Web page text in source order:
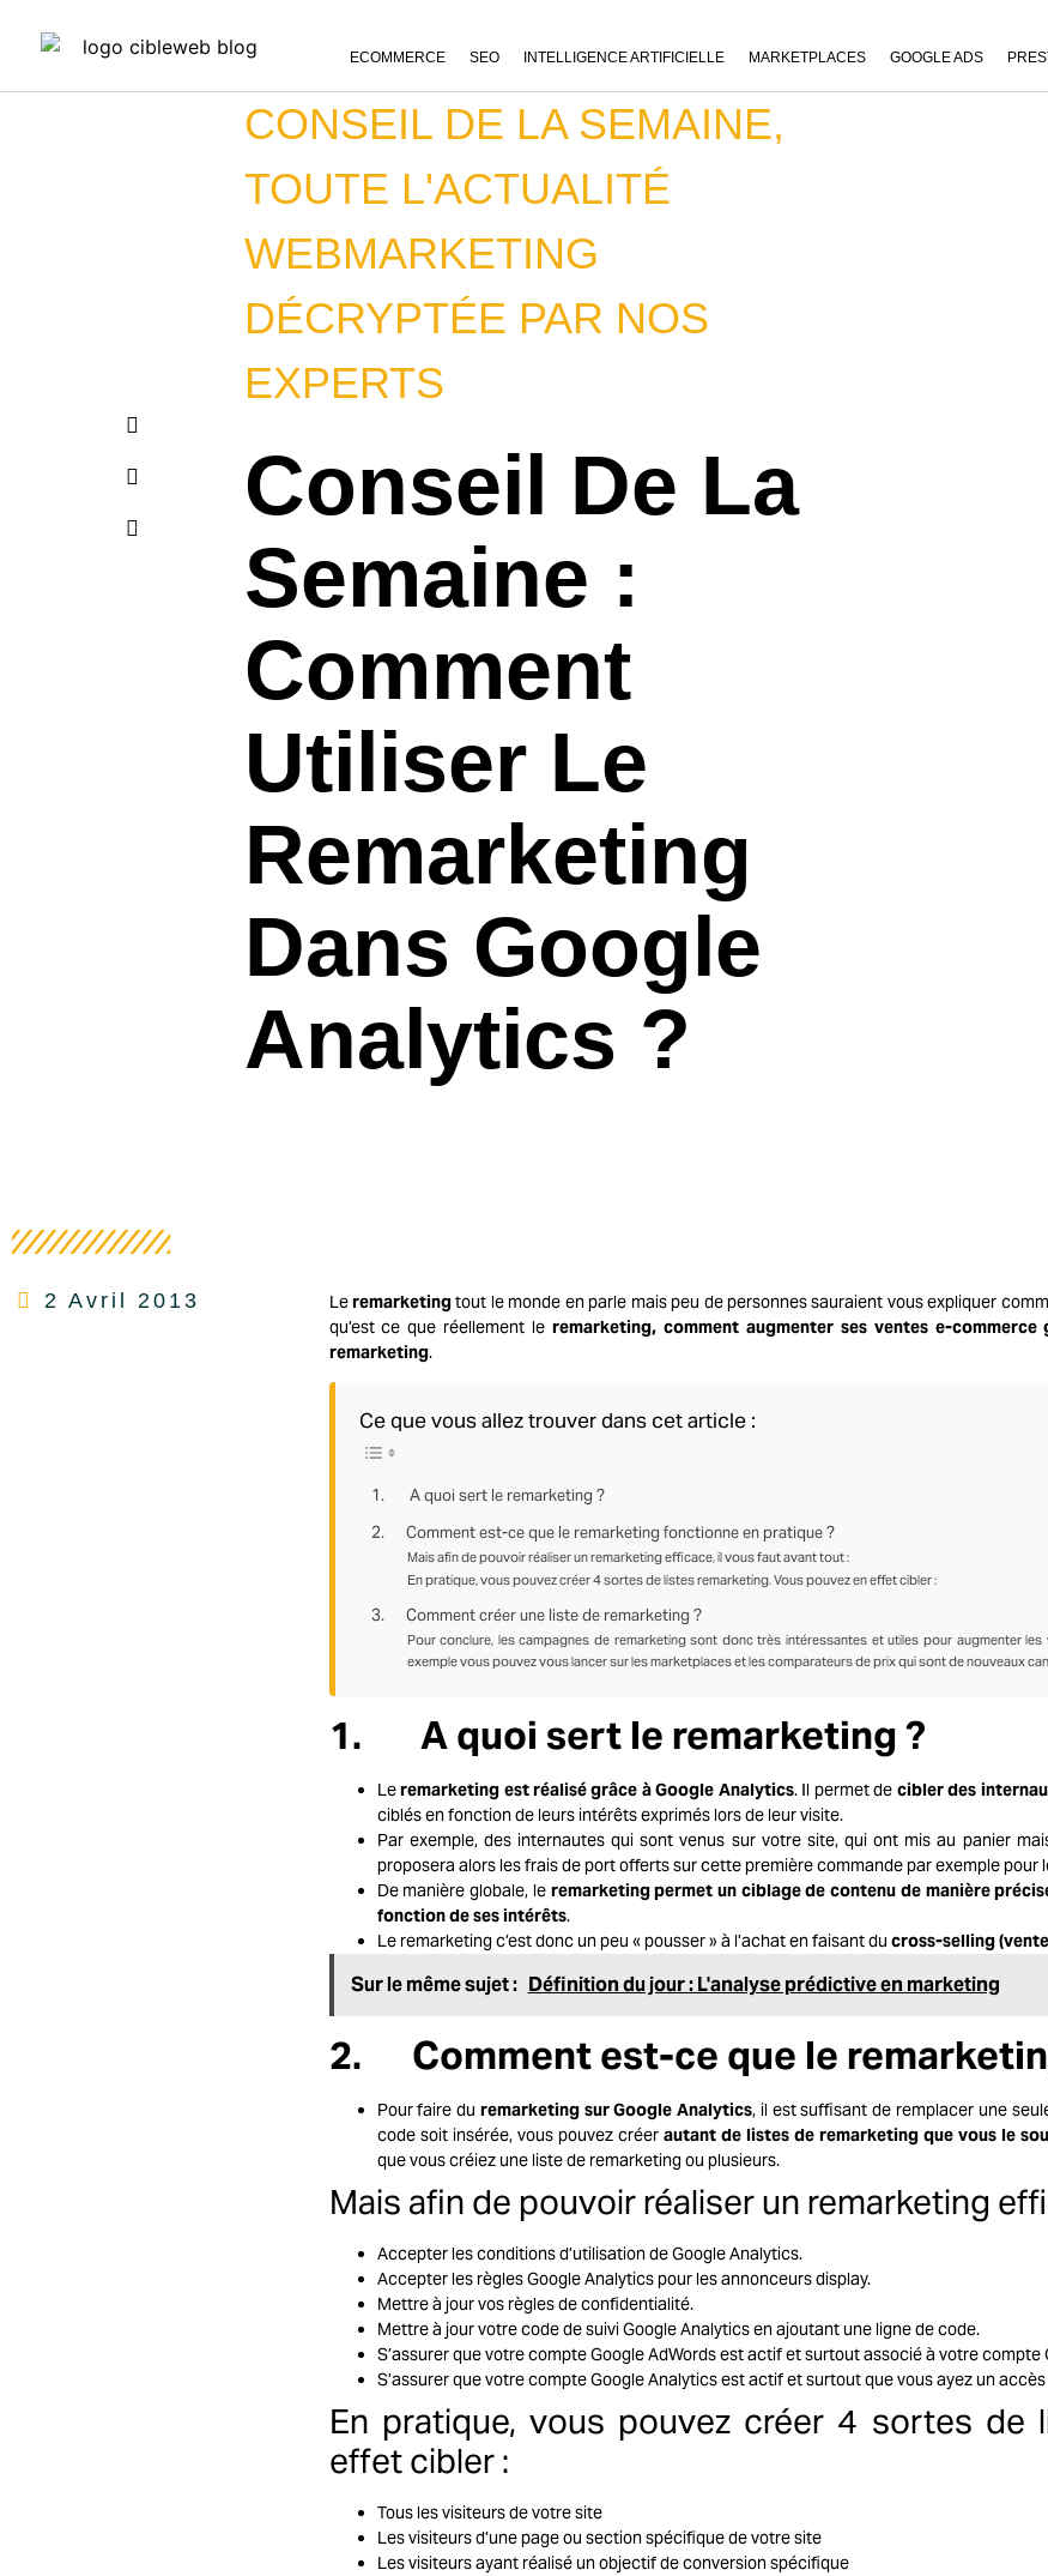
ECOMMERCE SEO INTELLIGENCE ARTIFICIELLE MARKETPLACES GOOGLE ADS
CONSEIL DE LA SEMAINE,
TOUTE L'ACTUALITÉ
WEBMARKETING
DÉCRYPTÉE PAR NOS
EXPERTS
Conseil De La
Semaine :
Comment
Utiliser Le
Remarketing
Dans Google
Analytics ?
2 Avril 2013 Leremarketingtout le monde en parle mais peu de personnes sauraient vous expliquer
qu’est ce que réellement le remarketing, comment augmenter ses ventes e-commerce
remarketing.
Ce que vous allez trouver dans cet article :
1. A quoi sert le remarketing ?
2. Comment est-ce que le remarketing fonctionne en pratique ?
Mais afin de pouvoir réaliser un remarketing efficace, il vous faut avant tout :
En pratique, vous pouvez créer 4 sortes de listes remarketing. Vous pouvez en effet cibler :
3. Comment créer une liste de remarketing ?
Pour conclure, les campagnes de remarketing sont donc très intéressantes et utiles pour augmenter
exemple vous pouvez vous lancer sur les marketplaces et les comparateurs de prix qui sont de nouveaux
1. A quoi sert le remarketing ?
Leremarketing est réalisé grâce à Google Analytics. Il permet de cibler des
ciblés en fonction de leurs intérêts exprimés lors de leur visite.
Par exemple, des internautes qui sont venus sur votre site, qui ont mis au panier
proposera alors les frais de port offerts sur cette première commande par exemple pour
De manière globale, le remarketing permet un ciblage de contenu de manière
fonction de ses intérêts.
Le remarketing c’est donc un peu « pousser » à l’achat en faisant du cross-selling
Sur le même sujet : Définition du jour : L'analyse prédictive en marketing
2. Comment est-ce que le
Pour faire du remarketing sur Google Analytics, il est suffisant de remplacer une
code soit insérée, vous pouvez créerautant de listes de remarketing que vous le
que vous créiez une liste de remarketing ou plusieurs.
Mais afin de pouvoir réaliser un remarketing
Accepter les conditions d’utilisation de Google Analytics.
Accepter les règles Google Analytics pour les annonceurs display.
Mettre à jour vos règles de confidentialité.
Mettre à jour votre code de suivi Google Analytics en ajoutant une ligne de code.
S’assurer que votre compte Google AdWords est actif et surtout associé à votre compte
S’assurer que votre compte Google Analytics est actif et surtout que vous ayez un
En pratique, vous pouvez créer 4 sortes de
effet cibler :
Tous les visiteurs de votre site
Les visiteurs d’une page ou section spécifique de votre site
Les visiteurs ayant réalisé un objectif de conversion spécifique